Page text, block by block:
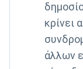
κρίνει
άλλων